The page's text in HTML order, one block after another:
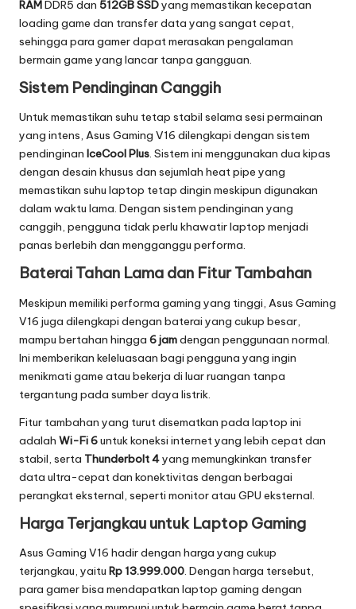
T
e
r
b
a
r
u
RAMDDR5 dan 512GB SSDyang memastikan kecepatan
loading game dan transfer data yang sangat cepat,
sehingga para gamer dapat merasakan pengalaman
bermain game yang lancar tanpa gangguan.
Sistem Pendinginan Canggih
Untuk memastikan suhu tetap stabil selama sesi permainan
yang intens, Asus Gaming V16 dilengkapi dengan sistem
pendinginan IceCool Plus. Sistem ini menggunakan dua kipas
dengan desain khusus dan sejumlah heat pipe yang
memastikan suhu laptop tetap dingin meskipun digunakan
dalam waktu lama. Dengan sistem pendinginan yang
canggih, pengguna tidak perlu khawatir laptop menjadi
panas berlebih dan mengganggu performa.
Baterai Tahan Lama dan Fitur Tambahan
Meskipun memiliki performa gaming yang tinggi, Asus Gaming
V16 juga dilengkapi dengan baterai yang cukup besar,
mampu bertahan hingga 6 jamdengan penggunaan normal.
Ini memberikan keleluasaan bagi pengguna yang ingin
menikmati game atau bekerja di luar ruangan tanpa
tergantung pada sumber daya listrik.
Fitur tambahan yang turut disematkan pada laptop ini
adalah Wi-Fi 6untuk koneksi internet yang lebih cepat dan
stabil, serta Thunderbolt 4yang memungkinkan transfer
data ultra-cepat dan konektivitas dengan berbagai
perangkat eksternal, seperti monitor atau GPU eksternal.
Harga Terjangkau untuk Laptop Gaming
Asus Gaming V16 hadir dengan harga yang cukup
terjangkau, yaitu Rp 13.999.000. Dengan harga tersebut,
para gamer bisa mendapatkan laptop gaming dengan